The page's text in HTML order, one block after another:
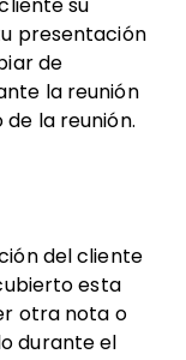
su
presentación
de
la reunión
la reunión.
del cliente
esta
otra nota o
durante el